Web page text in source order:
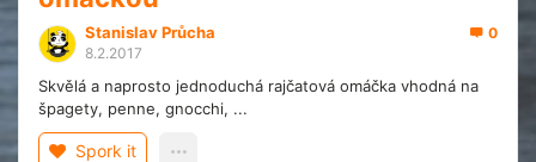
0
Stanislav Průcha
8.2.2017
Skvělá a naprosto jednoduchá rajčatová omáčka vhodná na
špagety, penne, gnocchi, ...
Spork it